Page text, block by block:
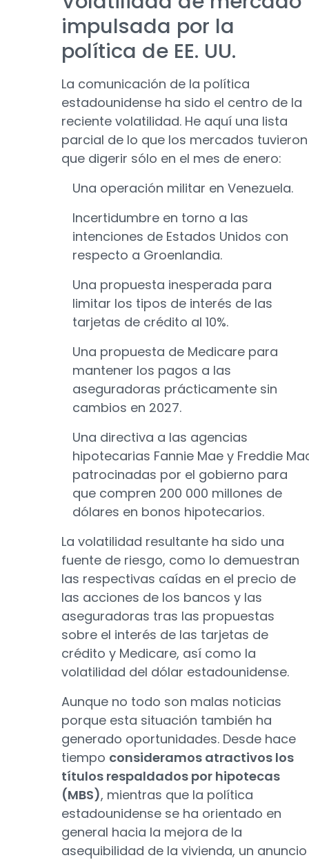
impulsada por la
política de EE. UU.
La comunicación de la política
estadounidense ha sido el centro de la
reciente volatilidad. He aquí una lista
parcial de lo que los mercados tuvieron
que digerir sólo en el mes de enero:
Una operación militar en Venezuela.
Incertidumbre en torno a las
intenciones de Estados Unidos con
respecto a Groenlandia.
Una propuesta inesperada para
limitar los tipos de interés de las
tarjetas de crédito al 10%.
Una propuesta de Medicare para
mantener los pagos a las
aseguradoras prácticamente sin
cambios en 2027.
Una directiva a las agencias
hipotecarias Fannie Mae y Freddie
patrocinadas por el gobierno para
que compren 200 000 millones de
dólares en bonos hipotecarios.
La volatilidad resultante ha sido una
fuente de riesgo, como lo demuestran
las respectivas caídas en el precio de
las acciones de los bancos y las
aseguradoras tras las propuestas
sobre el interés de las tarjetas de
crédito y Medicare, así como la
volatilidad del dólar estadounidense.
Aunque no todo son malas noticias
porque esta situación también ha
generado oportunidades. Desde hace
tiempo consideramos atractivos los
títulos respaldados por hipotecas
(MBS), mientras que la política
estadounidense se ha orientado en
general hacia la mejora de la
asequibilidad de la vivienda, un anuncio